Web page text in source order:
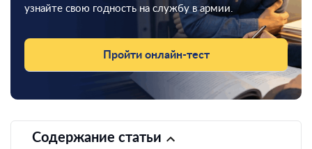
узнайте свою годность на службу в армии.
Пройти онлайн-тест
Содержание статьи